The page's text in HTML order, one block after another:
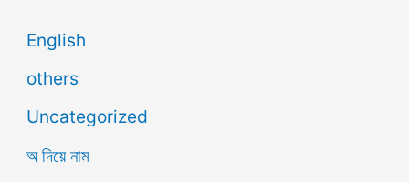
English
others
Uncategorized
অ দিয়ে নাম